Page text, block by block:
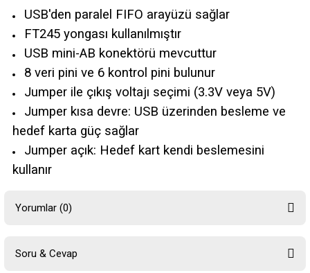
USB'den paralel FIFO arayüzü sağlar
FT245 yongası kullanılmıştır
USB mini-AB konektörü mevcuttur
8 veri pini ve 6 kontrol pini bulunur
Jumper ile çıkış voltajı seçimi (3.3V veya 5V)
Jumper kısa devre: USB üzerinden besleme ve
hedef karta güç sağlar
Jumper açık: Hedef kart kendi beslemesini
kullanır
Yorumlar (0)
Soru & Cevap